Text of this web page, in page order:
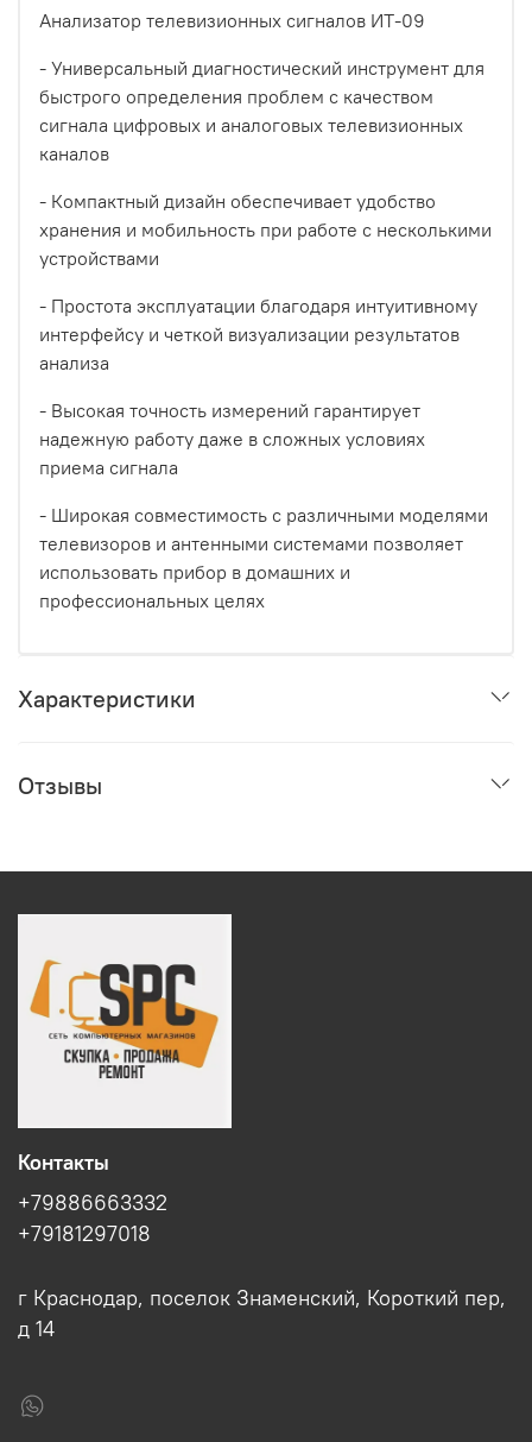
Анализатор телевизионных сигналов ИТ-09
- Универсальный диагностический инструмент для
быстрого определения проблем с качеством
сигнала цифровых и аналоговых телевизионных
каналов
- Компактный дизайн обеспечивает удобство
хранения и мобильность при работе с несколькими
устройствами
- Простота эксплуатации благодаря интуитивному
интерфейсу и четкой визуализации результатов
анализа
- Высокая точность измерений гарантирует
надежную работу даже в сложных условиях
приема сигнала
- Широкая совместимость с различными моделями
телевизоров и антенными системами позволяет
использовать прибор в домашних и
профессиональных целях
Характеристики
Отзывы
Контакты
+79886663332
+79181297018
г Краснодар, поселок Знаменский, Короткий пер,
д 14